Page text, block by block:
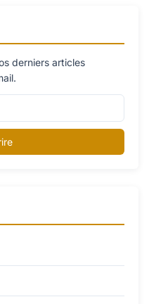
derniers articles